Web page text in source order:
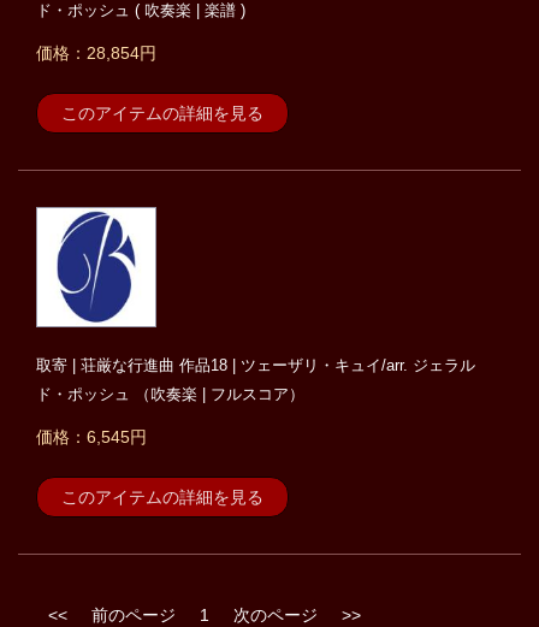
ド・ポッシュ ( 吹奏楽 | 楽譜 )
価格：28,854円
このアイテムの詳細を見る
取寄 | 荘厳な行進曲 作品18 | ツェーザリ・キュイ/arr. ジェラル
ド・ポッシュ （吹奏楽 | フルスコア）
価格：6,545円
このアイテムの詳細を見る
<< 前のページ 1 次のページ >>